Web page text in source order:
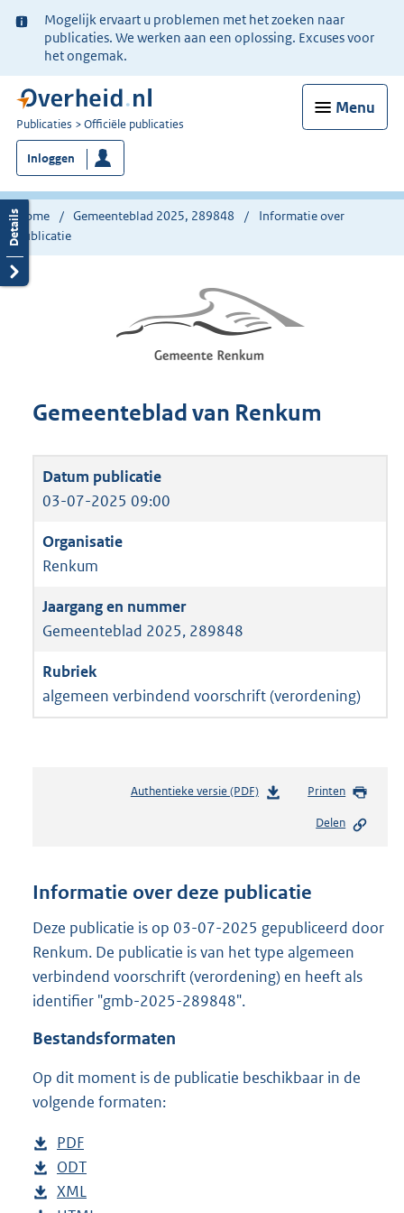
Ter
informatie:
Mogelijk ervaart u problemen met het zoeken naar
publicaties. We werken aan een oplossing. Excuses voor
het ongemak.
Menu
U
bent
nu
hier:
Publicaties Officiële publicaties
Inloggen
Home Gemeenteblad 2025, 289848
Informatie over
publicatie
Gemeenteblad van Renkum
03-07-2025 09:00
Renkum
Gemeenteblad 2025, 289848
algemeen verbindend voorschrift (verordening)
Authentieke versie (PDF)b
n
s
r
o
:
Printen
Delen
Informatie over deze publicatie
Deze publicatie is op 03-07-2025 gepubliceerd door
Renkum. De publicatie is van het type algemeen
verbindend voorschrift (verordening) en heeft als
identifier "gmb-2025-289848".
Bestandsformaten
Op dit moment is de publicatie beschikbaar in de
volgende formaten:
D
o
w
PDF
e
s
D
o
ODT
D
XML